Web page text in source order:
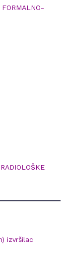
izvršilac